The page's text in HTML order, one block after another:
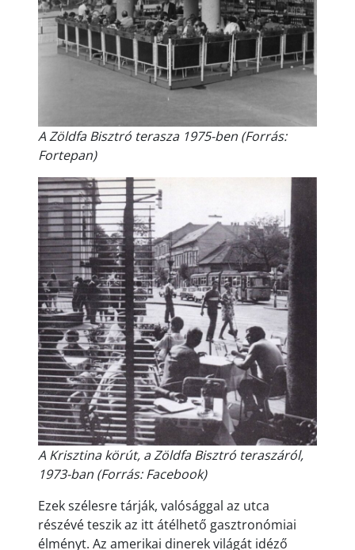
A Zöldfa Bisztró terasza 1975-ben (Forrás:
Fortepan)
A Krisztina körút, a Zöldfa Bisztró teraszáról,
1973-ban (Forrás: Facebook)
Ezek szélesre tárják, valósággal az utca
részévé teszik az itt átélhető gasztronómiai
élményt. Az amerikai dinerek világát idéző